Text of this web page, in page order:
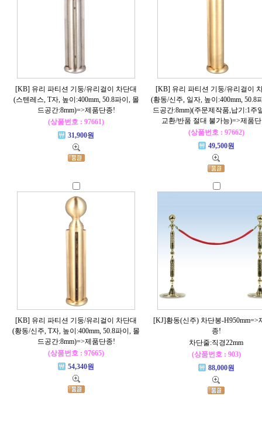
[KB] 유리 파티션 기둥/유리걸이 차단대
(스텐레스, T자, 높이:400mm, 50.8파이, 몰
드공간:8mm)=>제품단종!
(상품번호 : 97661)
31,900원
[KB] 유리 파티션 기둥/유리걸이
(황동/신주, 일자, 높이:400mm, 50.8
드공간:8mm)(주문제작품,납기:1주
교환/반품 절대 불가능)=>제품
(상품번호 : 97662)
49,500원
[KB] 유리 파티션 기둥/유리걸이 차단대
(황동/신주, T자, 높이:400mm, 50.8파이, 몰
드공간:8mm)=>제품단종!
(상품번호 : 97665)
54,340원
[KJ]황동(신주) 차단봉-H950mm=>
종!
차단줄:직경22mm
(상품번호 : 903)
88,000원